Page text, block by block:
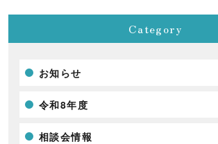
Category
お知らせ
令和8年度
相談会情報